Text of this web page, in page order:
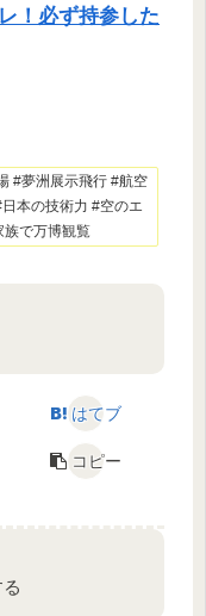
！必ず持参した
#夢洲展示飛行 #航空
本の技術力 #空のエ
族で万博観覧
はてブ
コピー